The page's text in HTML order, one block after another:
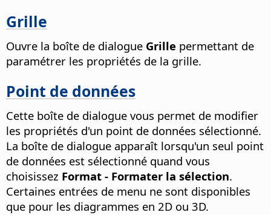
Grille
Ouvre la boîte de dialogue Grille permettant de
paramétrer les propriétés de la grille.
Point de données
Cette boîte de dialogue vous permet de modifier
les propriétés d'un point de données sélectionné.
La boîte de dialogue apparaît lorsqu'un seul point
de données est sélectionné quand vous
choisissez Format - Formater la sélection.
Certaines entrées de menu ne sont disponibles
que pour les diagrammes en 2D ou 3D.